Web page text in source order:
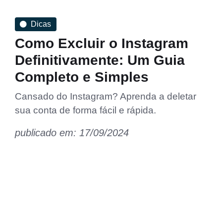
Dicas
Como Excluir o Instagram
Definitivamente: Um Guia
Completo e Simples
Cansado do Instagram? Aprenda a deletar
sua conta de forma fácil e rápida.
publicado em: 17/09/2024